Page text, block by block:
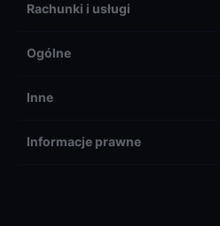
Rachunki i usługi
Ogólne
Inne
Informacje prawne